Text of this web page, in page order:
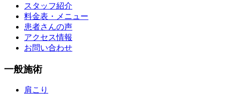
スタッフ紹介
料金表・メニュー
患者さんの声
アクセス情報
お問い合わせ
一般施術
肩こり